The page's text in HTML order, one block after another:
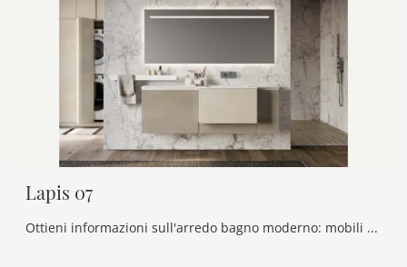
Lapis 07
Ottieni informazioni sull'arredo bagno moderno: mobili bagno sospesi in melaminico come il modello Lapis 07 di Birex ti attendono.